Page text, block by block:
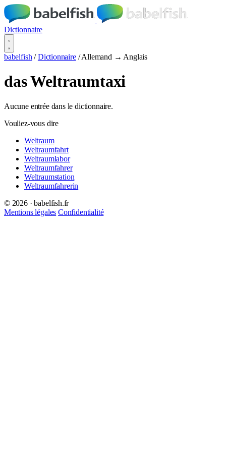
Dictionnaire
babelfish / Dictionnaire / Allemand → Anglais
das Weltraumtaxi
Aucune entrée dans le dictionnaire.
Vouliez-vous dire
Weltraum
Weltraumfahrt
Weltraumlabor
Weltraumfahrer
Weltraumstation
Weltraumfahrerin
© 2026 · babelfish.fr
Mentions légales Confidentialité